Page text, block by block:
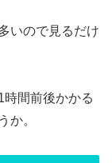
いので見るだけ
間前後かかる
か。